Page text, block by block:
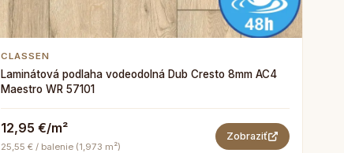
CLASSEN
Laminátová podlaha vodeodolná Dub Cresto 8mm AC4
Maestro WR 57101
12,95 €/m²
25,55 € / balenie (1,973 m²)
Zobraziť